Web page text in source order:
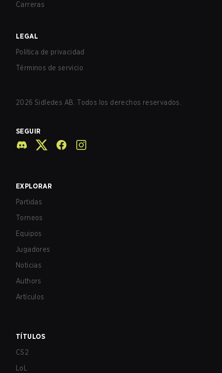
Carreras
LEGAL
Política de privacidad
Términos de servicio
2026 Sidledes AB. Todos los derechos reservados.
SEGUIR
EXPLORAR
Partidas
Torneos
Equipos
Jugadores
Noticias
Authors
Artículos
TÍTULOS
CS2
LoL